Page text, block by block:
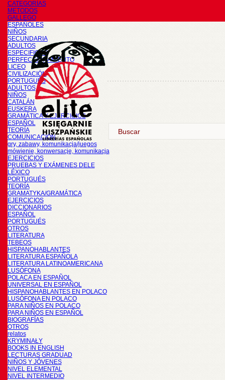
CATEGORÍAS
METODOS
GALLEGO
ESPAÑOLES
NIÑOS
SECUNDARIA
ADULTOS
ESPECIFICOS
PERFECCIONAMIENTO
LICEO
CIVILIZACIÓN
PORTUGUÉS
ADULTOS
NIÑOS
CATALÁN
EUSKERA
GRAMÁTICA Y EJERCICIOS
ESPAÑOL
TEORÍA
COMUNICACIÓN
gry, zabawy, komunikacja/juegos
mówienie, konwersacje, komunikacja
EJERCICIOS
PRUEBAS Y EXÁMENES DELE
LÉXICO
PORTUGUÉS
TEORÍA
GRAMATYKA/GRAMÁTICA
EJERCICIOS
DICCIONARIOS
ESPAÑOL
PORTUGUÉS
OTROS
LITERATURA
TEBEOS
HISPANOHABLANTES
LITERATURA ESPAÑOLA
LITERATURA LATINOAMERICANA
LUSÓFONA
POLACA EN ESPAÑOL
UNIVERSAL EN ESPAÑOL
HISPANOHABLANTES EN POLACO
LUSÓFONA EN POLACO
PARA NIÑOS EN POLACO
PARA NIÑOS EN ESPAÑOL
BIOGRAFÍAS
OTROS
relatos
KRYMINAŁY
BOOKS IN ENGLISH
LECTURAS GRADUAD
NIÑOS Y JÓVENES
NIVEL ELEMENTAL
NIVEL INTERMEDIO